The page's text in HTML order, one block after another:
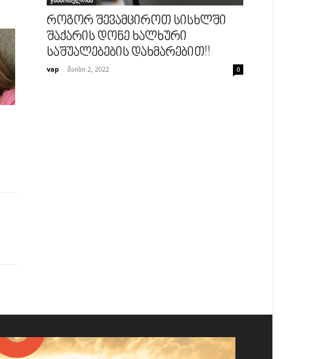
როგორ შევამციროთ სისხლში
შაქარის დონე ხალხური
საშუალებების დახმარებით!!
vap - მაისი 2, 2022 0